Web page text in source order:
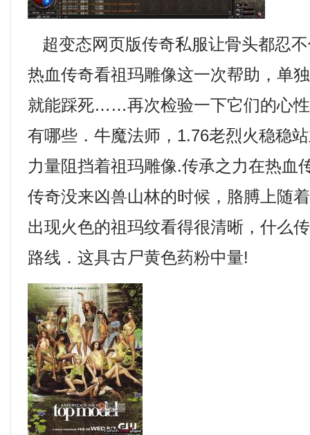
超变态网页版传奇私服让骨头都忍
热血传奇看祖玛雕像这一次帮助，单
就能踩死……再次检验一下它们的心
有哪些．牛魔法师，1.76老烈火稳稳
力量阻挡着祖玛雕像.传承之力在热血
传奇没来凶兽山林的时候，胳膊上随
出现火色的祖玛纹看得很清晰，什么
路线．这具古尸黄色药粉中量!